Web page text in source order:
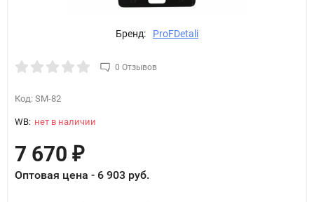
Бренд: ProFDetali
0 Отзывов
Код: SM-82
WB: нет в наличии
7 670 ₽
Оптовая цена - 6 903 руб.